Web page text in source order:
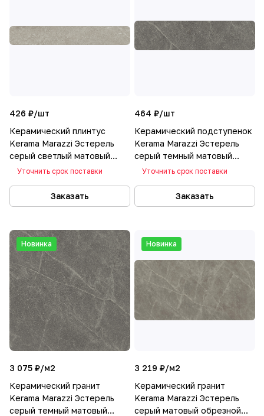
426 ₽/шт
Керамический плинтус
Kerama Marazzi Эстерель
серый светлый матовый
обрезной 9.5x60x0,9
Уточнить срок поставки
Заказать
464 ₽/шт
Керамический подступенок
Kerama Marazzi Эстерель
серый темный матовый
обрезной 14.5x60x0,9
Уточнить срок поставки
Заказать
Новинка
3 075 ₽/м2
Керамический гранит
Kerama Marazzi Эстерель
серый темный матовый
Новинка
3 219 ₽/м2
Керамический гранит
Kerama Marazzi Эстерель
серый матовый обрезной